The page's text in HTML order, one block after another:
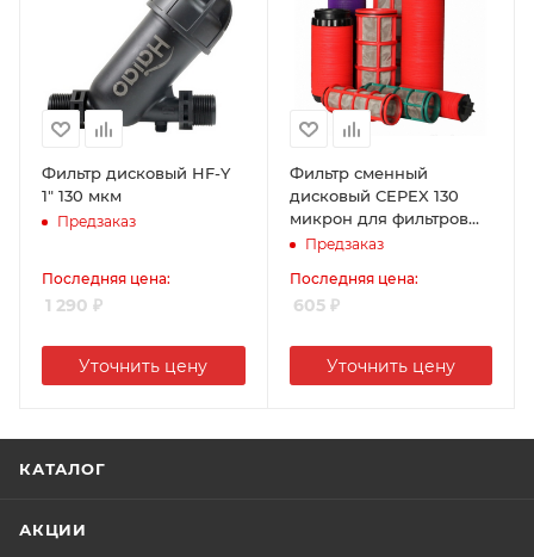
Фильтр дисковый HF-Y
1" 130 мкм
Предзаказ
Последняя цена:
1 290 ₽
Уточнить цену
Фильтр сменный
дисковый CEPEX 130
микрон для фильтров
3/4" и 1"
Предзаказ
Последняя цена:
605₽
Уточнить цену
КАТАЛОГ
АКЦИИ